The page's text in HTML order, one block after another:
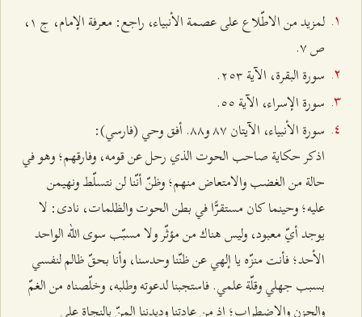
لمزيد من الاطّلاع على عصمة الأنبياء، راجع: معرفة الإمام، ج ۱،
ص ۷.
سورة البقرة، الآية ٢٥٣.
سورة الإسراء، الآية ٥٥.
سورة الأنبياء، الآيتان ۸۷ و۸۸. أفق وحي (فارسي):
اذكر حكاية صاحب الحوت الذي رحل عن قومه، وفارقهم؛ وهو في
حالة من الغضب والامتعاض منهم؛ وظنّ أنّنا لن نتسلّط ونهيمن
عليه؛ وحينما كان مستقرًّا في بطن الحوت والظلمات، نادى: لا
يوجد أيّ معبود، وليس هناك من مؤثّر ولا مسبّب سوى الله الواحد
الأحد؛ فأنت منزّه يا إلهي عن ظنّنا وحدسنا، وأنا بحقّ ظالم لنفسي
بسبب جهلي وقلّة علمي. فاستجبنا لدعوته وطلبه، وخلّصناه من الغمّ
والحزن والاضطراب؛ إذ من عادتنا وديدننا المنّ بالنجاة على